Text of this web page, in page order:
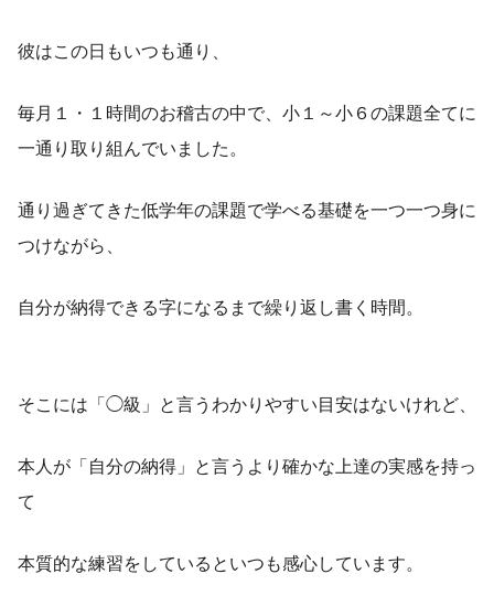
彼はこの日もいつも通り、
毎月１・１時間のお稽古の中で、小１～小６の課題全てに
一通り取り組んでいました。
通り過ぎてきた低学年の課題で学べる基礎を一つ一つ身に
つけながら、
自分が納得できる字になるまで繰り返し書く時間。
そこには「◯級」と言うわかりやすい目安はないけれど、
本人が「自分の納得」と言うより確かな上達の実感を持っ
て
本質的な練習をしているといつも感心しています。